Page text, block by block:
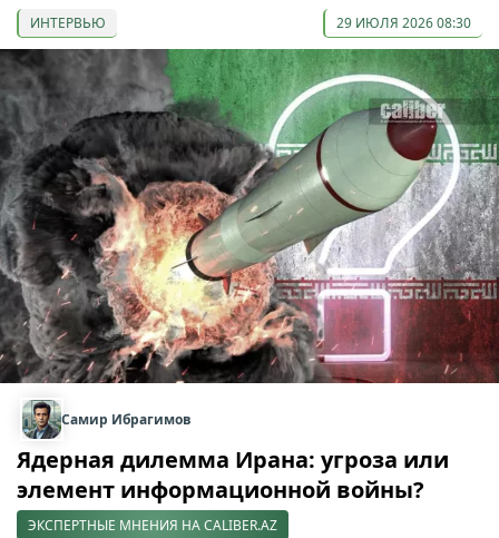
ИНТЕРВЬЮ 29 ИЮЛЯ 2026 08:30
Самир Ибрагимов
Ядерная дилемма Ирана: угроза или
элемент информационной войны?
ЭКСПЕРТНЫЕ МНЕНИЯ НА CALIBER.AZ